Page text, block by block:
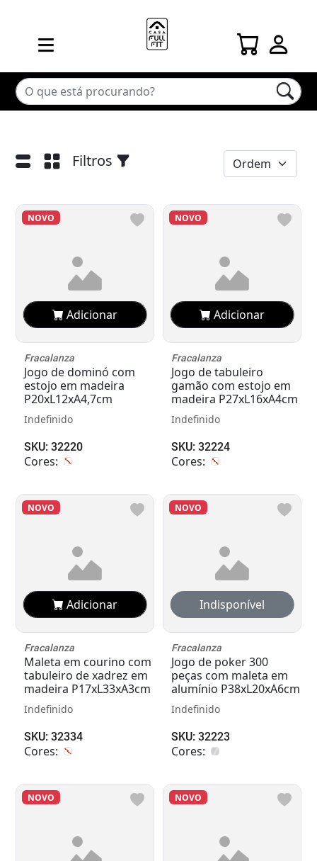
Filtros
NOVO
Adicionar
Fracalanza
Jogo de dominó com
estojo em madeira
P20xL12xA4,7cm
Indefinido
SKU: 32220
Cores:
NOVO
Adicionar
Fracalanza
Jogo de tabuleiro
gamão com estojo em
madeira P27xL16xA4cm
Indefinido
SKU: 32224
Cores:
NOVO
Adicionar
Fracalanza
Maleta em courino com
tabuleiro de xadrez em
madeira P17xL33xA3cm
Indefinido
SKU: 32334
Cores:
NOVO
Adicionar
Fracalanza
Jogo de poker 300
peças com maleta em
alumínio P38xL20xA6cm
Indefinido
SKU: 32223
Cores:
NOVO NOVO